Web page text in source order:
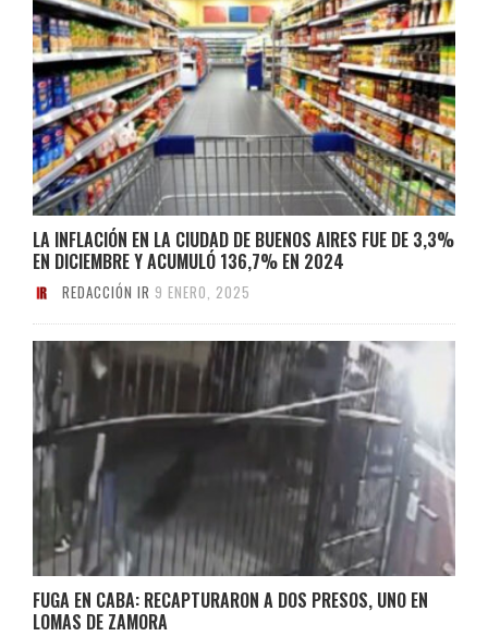
LA INFLACIÓN EN LA CIUDAD DE BUENOS AIRES FUE DE 3,3%
EN DICIEMBRE Y ACUMULÓ 136,7% EN 2024
REDACCIÓN IR 9 ENERO, 2025
FUGA EN CABA: RECAPTURARON A DOS PRESOS, UNO EN
LOMAS DE ZAMORA